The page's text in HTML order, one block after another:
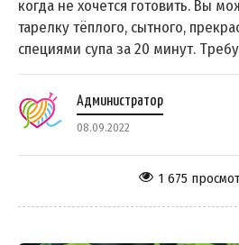
когда не хочется готовить. Вы
тарелку тёплого, сытного,
специями супа за 20 минут.
Администратор
08.09.2022
1 675